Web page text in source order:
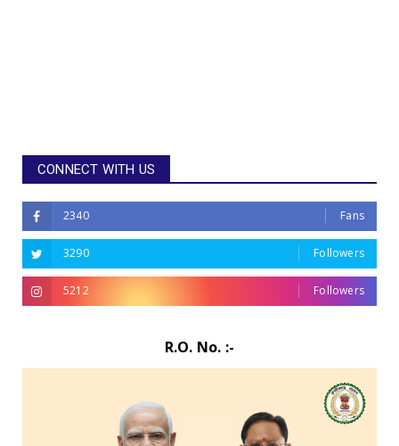
CONNECT WITH US
2340 Fans
3290 Followers
5212 Followers
R.O. No. :-